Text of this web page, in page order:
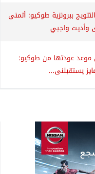
ببرونزية طوكيو: أتمنى
وأديت واجبي
موعد عودتها من طوكيو:
يستقبلنى...